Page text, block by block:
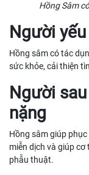
Hồng Sâm
Người
Hồng sâm có tác
sức khỏe, cải thiện
Người
nặng
Hồng sâm giúp
miễn dịch và giúp
phẫu thuật.